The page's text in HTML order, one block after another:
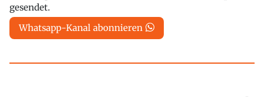
gesendet.
Whatsapp-Kanal abonnieren